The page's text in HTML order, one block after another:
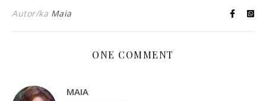
Autor/ka Maia
ONE COMMENT
MAIA